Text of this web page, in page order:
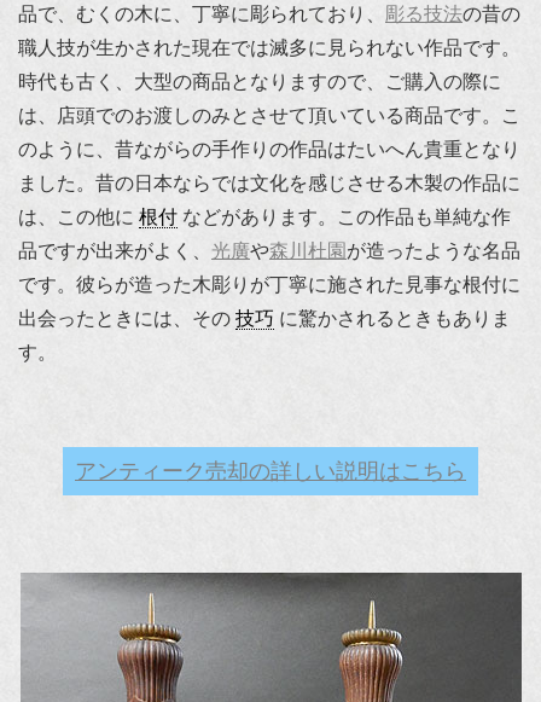
品で、むくの木に、丁寧に彫られており、
彫る技法の昔の
職人技が生かされた現在では滅多に見られない作品です。
時代も古く、大型の商品となりますので、ご購入の際に
は、店頭でのお渡しのみとさせて頂いている商品です。こ
のように、昔ながらの手作りの作品はたいへん貴重となり
ました。昔の日本ならでは文化を感じさせる木製の作品に
は、この他に 根付 などがあります。この作品も単純な作
品ですが出来がよく、 光廣や森川杜園 が造ったような名品
です。彼らが造った木彫りが丁寧に施された見事な根付に
出会ったときには、その 技巧 に驚かされるときもありま
す。
アンティーク売却の詳しい説明はこちら